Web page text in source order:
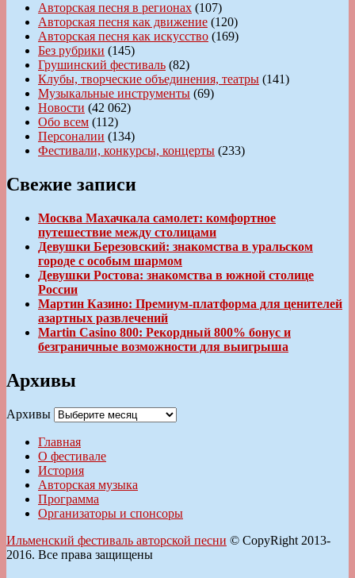
Авторская песня в регионах (107)
Авторская песня как движение (120)
Авторская песня как искусство (169)
Без рубрики (145)
Грушинский фестиваль (82)
Клубы, творческие объединения, театры (141)
Музыкальные инструменты (69)
Новости (42 062)
Обо всем (112)
Персоналии (134)
Фестивали, конкурсы, концерты (233)
Свежие записи
Москва Махачкала самолет: комфортное
путешествие между столицами
Девушки Березовский: знакомства в уральском
городе с особым шармом
Девушки Ростова: знакомства в южной столице
России
Мартин Казино: Премиум-платформа для ценителей
азартных развлечений
Martin Casino 800: Рекордный 800% бонус и
безграничные возможности для выигрыша
Архивы
Архивы
Главная
О фестивале
История
Авторская музыка
Программа
Организаторы и спонсоры
Ильменский фестиваль авторской песни © CopyRight 2013-
2016. Все права защищены